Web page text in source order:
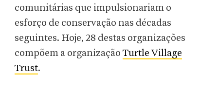
comunitárias que impulsionariam o
esforço de conservação nas décadas
seguintes. Hoje, 28 destas organizações
compõem a organização Turtle Village
Trust.